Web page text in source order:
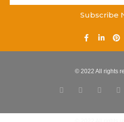
Subscribe
© 2022 All rights